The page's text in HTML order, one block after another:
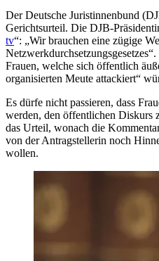
Der Deutsche Juristinnenbund
Gerichtsurteil. Die DJB-
tv“: „Wir brauchen eine zügige
Frauen, welche sich öffentlich
organisierten Meute attackiert“
Es dürfe nicht passieren, dass
werden, den öffentlichen Diskurs
das Urteil, wonach die
von der Antragstellerin noch
wollen.